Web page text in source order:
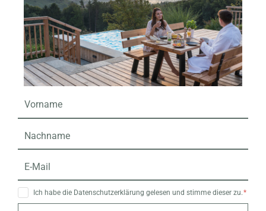
Ich habe die Datenschutzerklärung gelesen und stimme dieser zu.